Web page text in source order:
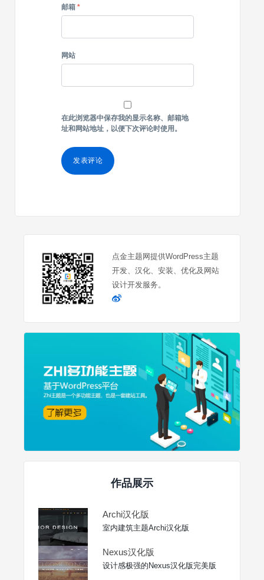
邮箱 *
网站
在此浏览器中保存我的显示名称、邮箱地
址和网站地址，以便下次评论时使用。
点金主题网提供WordPress主题
开发、汉化、安装、优化及网站
设计开发服务。
作品展示
Archi汉化版
室内建筑主题Archi汉化版
Nexus汉化版
设计感极强的Nexus汉化版完美版